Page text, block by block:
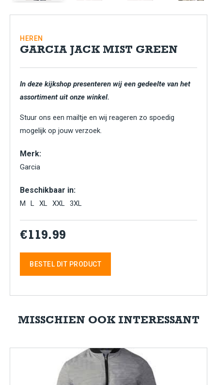
HEREN
GARCIA JACK MIST GREEN
In deze kijkshop presenteren wij een gedeelte van het
assortiment uit onze winkel.
Stuur ons een mailtje en wij reageren zo spoedig
mogelijk op jouw verzoek.
Merk:
Garcia
Beschikbaar in:
M L XL XXL 3XL
€119.99
BESTEL DIT PRODUCT
MISSCHIEN OOK INTERESSANT